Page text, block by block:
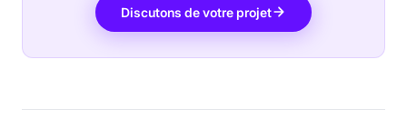
Discutons de votre projet